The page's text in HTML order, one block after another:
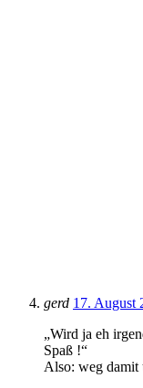
gerd 17. August
„Wird ja eh
Spaß !“
Also: weg damit